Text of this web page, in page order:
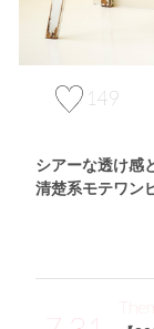
149
シアーな透け感
清楚系モテワン